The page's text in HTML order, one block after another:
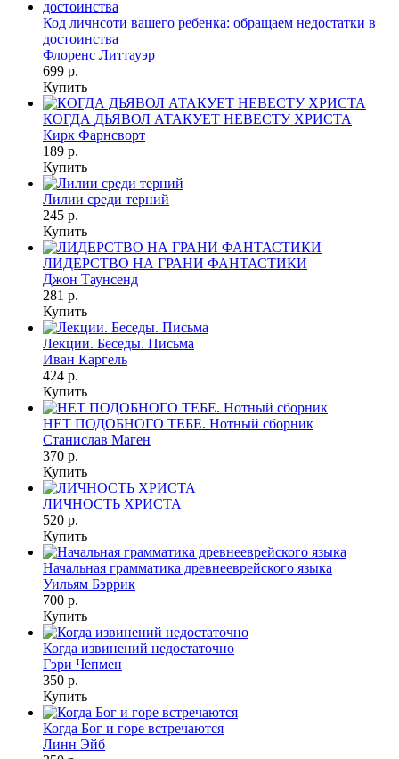
Код личнсоти вашего ребенка: обращаем недостатки в
достоинства
Флоренс Литтауэр
699 р.
Купить
КОГДА ДЬЯВОЛ АТАКУЕТ НЕВЕСТУ ХРИСТА
Кирк Фарнсворт
189 р.
Купить
Лилии среди терний
245 р.
Купить
ЛИДЕРСТВО НА ГРАНИ ФАНТАСТИКИ
Джон Таунсенд
281 р.
Купить
Лекции. Беседы. Письма
Иван Каргель
424 р.
Купить
НЕТ ПОДОБНОГО ТЕБЕ. Нотный сборник
Станислав Маген
370 р.
Купить
ЛИЧНОСТЬ ХРИСТА
520 р.
Купить
Начальная грамматика древнееврейского языка
Уильям Бэррик
700 р.
Купить
Когда извинений недостаточно
Гэри Чепмен
350 р.
Купить
Когда Бог и горе встречаются
Линн Эйб